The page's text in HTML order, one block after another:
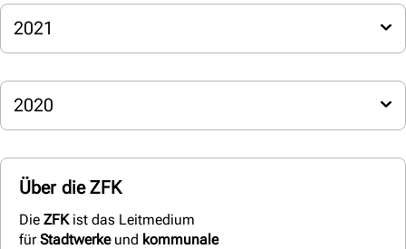
2021
2020
Über die ZFK
Die ZFKist das Leitmedium
fürStadtwerkeund kommunale